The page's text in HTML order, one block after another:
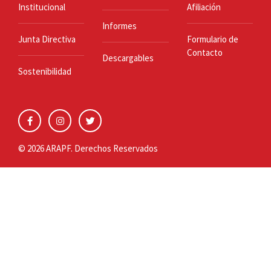
Institucional
Junta Directiva
Sostenibilidad
Informes
Descargables
Afiliación
Formulario de
Contacto
© 2026 ARAPF. Derechos Reservados